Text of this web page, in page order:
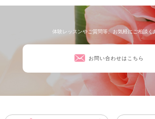
体験レッスンやご質問等、お気軽にご相談く
お問い合わせはこちら